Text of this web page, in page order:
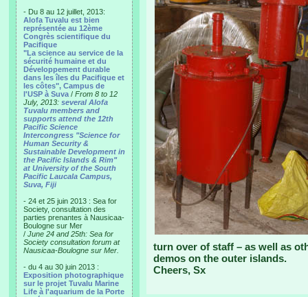
- Du 8 au 12 juillet, 2013:
Alofa Tuvalu est bien
représentée au 12ème
Congrès scientifique du
Pacifique
"La science au service de la
sécurité humaine et du
Développement durable
dans les îles du Pacifique et
les côtes", Campus de
l'USP à Suva / From 8 to 12
July, 2013: several Alofa
Tuvalu members and
supports attend the 12th
Pacific Science
Intercongress "Science for
Human Security &
Sustainable Development in
the Pacific Islands & Rim"
at University of the South
Pacific Laucala Campus,
Suva, Fiji
- 24 et 25 juin 2013 : Sea for
Society, consultation des
parties prenantes à Nausicaa-
Boulogne sur Mer
/ June 24 and 25th: Sea for
Society consultation forum at
Nausicaa-Boulogne sur Mer.
- du 4 au 30 juin 2013 :
Exposition photographique
sur le projet Tuvalu Marine
Life à l'aquarium de la Porte
turn over of staff – as well as
demos on the outer islands.
Cheers, Sx